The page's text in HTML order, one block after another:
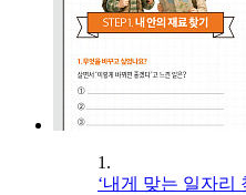
1.
‘내게 맞는 일자리